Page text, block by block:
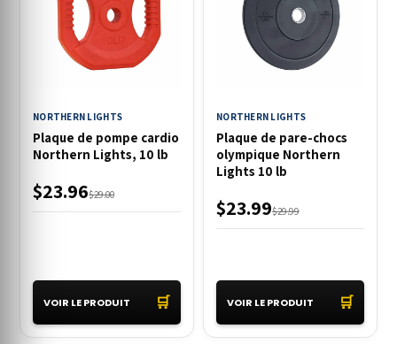
NORTHERN LIGHTS
Plaque de pompe cardio
Northern Lights, 10 lb
$29.00
$23.96
VOIR LE PRODUIT 🛒
NORTHERN LIGHTS
Plaque de pare-chocs
olympique Northern
Lights 10 lb
$29.99
$23.99
VOIR LE PRODUIT 🛒